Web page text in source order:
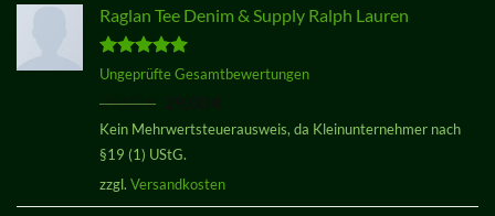
Raglan Tee Denim & Supply Ralph Lauren
Bewertet
von 5
Ungeprüfte Gesamtbewertungen
29,00€
Preis
war:
Preis
Kein Mehrwertsteuerausweis, da Kleinunternehmer nach
§19 (1) UStG.
zzgl. Versandkosten